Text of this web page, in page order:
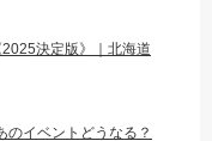
決定版》｜北海道
イベントどうなる？